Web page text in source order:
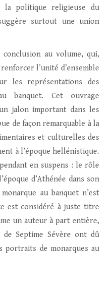
la politique religieuse du
surtout une union
au volume, qui,
l’unité d’ensemble
les représentations des
banquet. Cet ouvrage
jalon important dans les
de façon remarquable à la
et culturelles des
à l’époque hellénistique.
en suspens : le rôle
d’Athénée dans son
au banquet n’est
est considéré à juste titre
un auteur à part entière,
Septime Sévère ont dû
de monarques au